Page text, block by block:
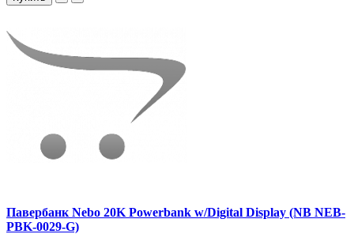
Павербанк Nebo 20K Powerbank w/Digital Display (NB NEB-
PBK-0029-G)